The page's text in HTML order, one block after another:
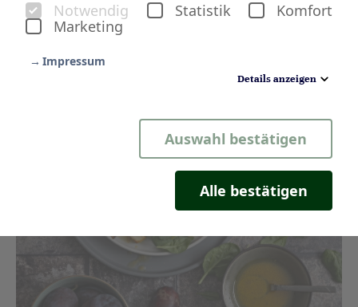
Notwendig Statistik
Komfort
Marketing
Impressum
Details anzeigen
Auswahl bestätigen
Alle bestätigen
möglich